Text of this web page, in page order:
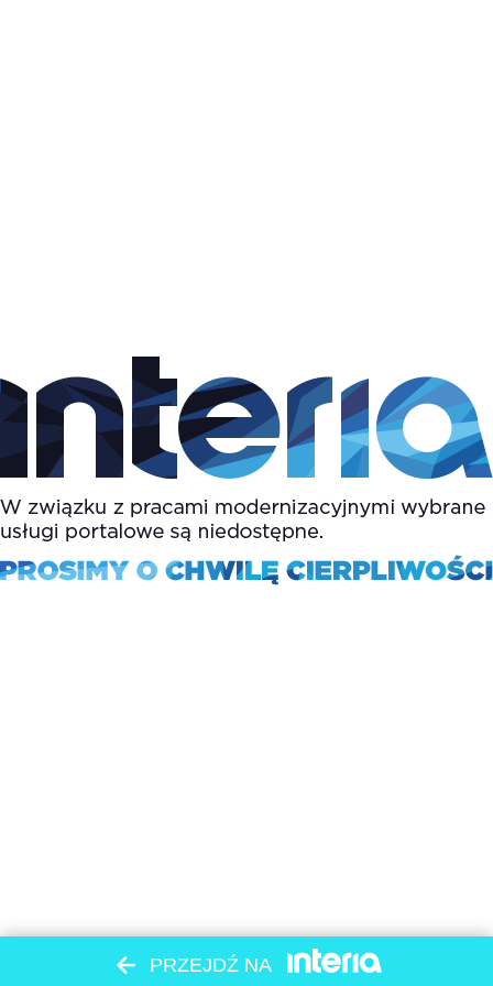
PRZEJDŹ NA